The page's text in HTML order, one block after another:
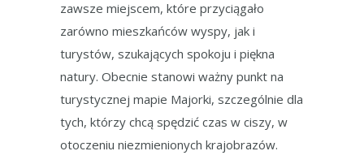
zawsze miejscem, które przyciągało
zarówno mieszkańców wyspy, jak i
turystów, szukających spokoju i piękna
natury. Obecnie stanowi ważny punkt na
turystycznej mapie Majorki, szczególnie dla
tych, którzy chcą spędzić czas w ciszy, w
otoczeniu niezmienionych krajobrazów.